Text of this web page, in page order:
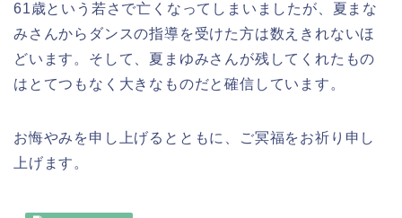
61歳という若さで亡くなってしまいましたが、夏まな
みさんからダンスの指導を受けた方は数えきれないほ
どいます。そして、夏まゆみさんが残してくれたもの
はとてつもなく大きなものだと確信しています。
お悔やみを申し上げるとともに、ご冥福をお祈り申し
上げます。